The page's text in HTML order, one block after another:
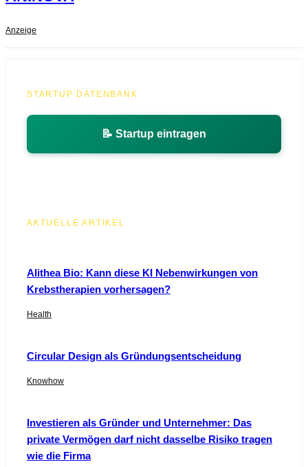
Anzeige
STARTUP DATENBANK
📝 Startup eintragen
AKTUELLE ARTIKEL
Alithea Bio: Kann diese KI Nebenwirkungen von
Krebstherapien vorhersagen?
Health
Circular Design als Gründungsentscheidung
Knowhow
Investieren als Gründer und Unternehmer: Das
private Vermögen darf nicht dasselbe Risiko tragen
wie die Firma